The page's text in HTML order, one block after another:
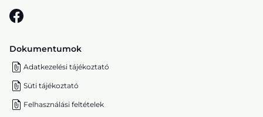
Dokumentumok
Adatkezelési tájékoztató
Süti tájékoztató
Felhasználási feltételek